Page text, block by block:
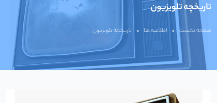
تاریخچه تلویزیون
صفحه نخست • اطلاعیه ها • تاریخچه تلویزیون